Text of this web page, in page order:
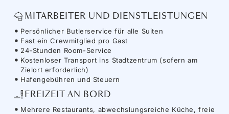
MITARBEITER UND DIENSTLEISTUNGEN
Persönlicher Butlerservice für alle Suiten
Fast ein Crewmitglied pro Gast
24-Stunden Room-Service
Kostenloser Transport ins Stadtzentrum (sofern am
Zielort erforderlich)
Hafengebühren und Steuern
FREIZEIT AN BORD
Mehrere Restaurants, abwechslungsreiche Küche, freie